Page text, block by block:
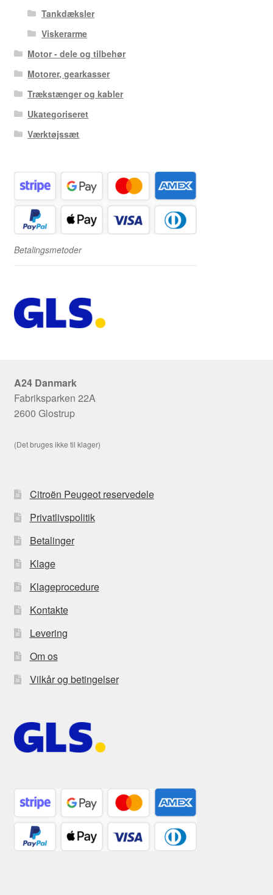
Tankdæksler
Viskerarme
Motor - dele og tilbehør
Motorer, gearkasser
Trækstænger og kabler
Ukategoriseret
Værktøjssæt
Betalingsmetoder
A24 Danmark
Fabriksparken 22A
2600 Glostrup
(Det bruges ikke til klager)
Citroën Peugeot reservedele
Privatlivspolitik
Betalinger
Klage
Klageprocedure
Kontakte
Levering
Om os
Vilkår og betingelser